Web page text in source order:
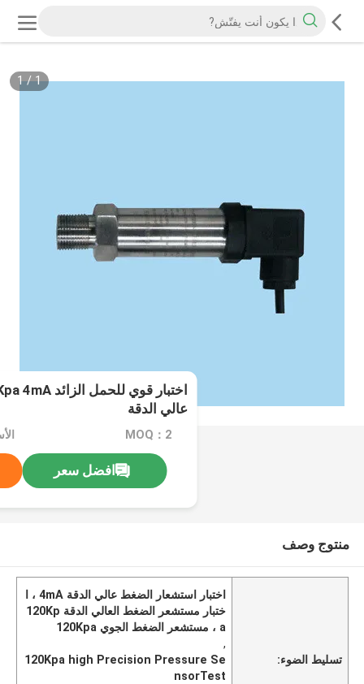
1
/
1
عالي الدقة
MOQ：2
افضل سعر
منتوج وصف
تسليط الضوء:
اختبار استشعار الضغط عالي الدقة 4mA ، ا
ختبار مستشعر الضغط العالي الدقة 120Kp
a ، مستشعر الضغط الجوي 120Kpa
,
120Kpa high Precision Pressure Se
nsorTest